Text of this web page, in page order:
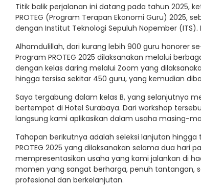
Titik balik perjalanan ini datang pada tahun 2025,
PROTEG (Program Terapan Ekonomi Guru) 2025,
dengan Institut Teknologi Sepuluh Nopember
Alhamdulillah, dari kurang lebih 900 guru honorer
Program PROTEG 2025 dilaksanakan melalui
dengan kelas daring melalui Zoom yang
hingga tersisa sekitar 450 guru, yang kemudian
Saya tergabung dalam kelas B, yang selanjutnya
bertempat di Hotel Surabaya. Dari workshop
langsung kami aplikasikan dalam usaha masing-
Tahapan berikutnya adalah seleksi lanjutan
PROTEG 2025 yang dilaksanakan selama dua hari
mempresentasikan usaha yang kami jalankan di
momen yang sangat berharga, penuh tantangan,
profesional dan berkelanjutan.